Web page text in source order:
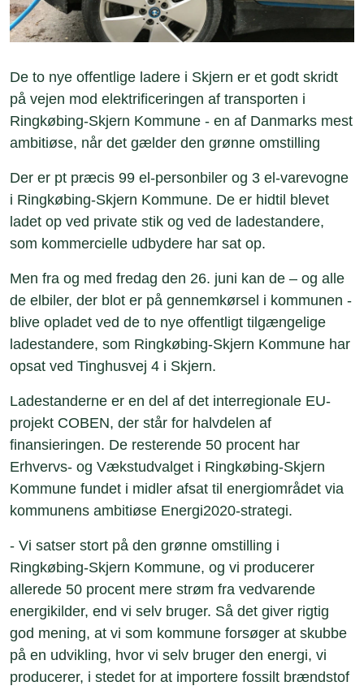
De to nye offentlige ladere i Skjern er et godt skridt
på vejen mod elektrificeringen af transporten i
Ringkøbing-Skjern Kommune - en af Danmarks mest
ambitiøse, når det gælder den grønne omstilling
Der er pt præcis 99 el-personbiler og 3 el-varevogne
i Ringkøbing-Skjern Kommune. De er hidtil blevet
ladet op ved private stik og ved de ladestandere,
som kommercielle udbydere har sat op.
Men fra og med fredag den 26. juni kan de – og alle
de elbiler, der blot er på gennemkørsel i kommunen -
blive opladet ved de to nye offentligt tilgængelige
ladestandere, som Ringkøbing-Skjern Kommune har
opsat ved Tinghusvej 4 i Skjern.
Ladestanderne er en del af det interregionale EU-
projekt COBEN, der står for halvdelen af
finansieringen. De resterende 50 procent har
Erhvervs- og Vækstudvalget i Ringkøbing-Skjern
Kommune fundet i midler afsat til energiområdet via
kommunens ambitiøse Energi2020-strategi.
- Vi satser stort på den grønne omstilling i
Ringkøbing-Skjern Kommune, og vi producerer
allerede 50 procent mere strøm fra vedvarende
energikilder, end vi selv bruger. Så det giver rigtig
god mening, at vi som kommune forsøger at skubbe
på en udvikling, hvor vi selv bruger den energi, vi
producerer, i stedet for at importere fossilt brændstof